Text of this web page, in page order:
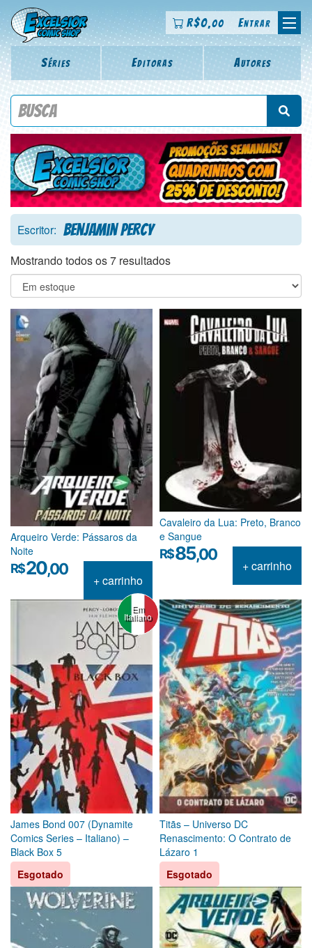
R$0,00 Entrar
Séries Editoras Autores
Procure por título da revista, personagem, série, escritor,
Escritor: Benjamin Percy
Mostrando todos os 7 resultados
Arqueiro Verde: Pássaros da
Noite
R$20,00
+ carrinho
Cavaleiro da Lua: Preto, Branco
e Sangue
R$85,00
+ carrinho
James Bond 007 (Dynamite
Comics Series – Italiano) –
Black Box 5
Esgotado
Em
Italiano
Titãs – Universo DC
Renascimento: O Contrato de
Lázaro 1
Esgotado